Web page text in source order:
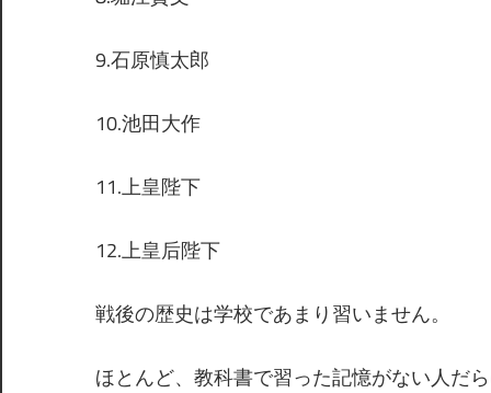
9.石原慎太郎
10.池田大作
11.上皇陛下
12.上皇后陛下
戦後の歴史は学校であまり習いません。
ほとんど、教科書で習った記憶がない人だら